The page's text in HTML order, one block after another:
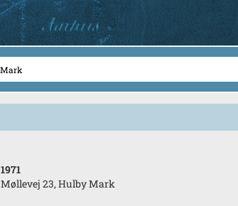
1971
Møllevej 23, Hulby Mark